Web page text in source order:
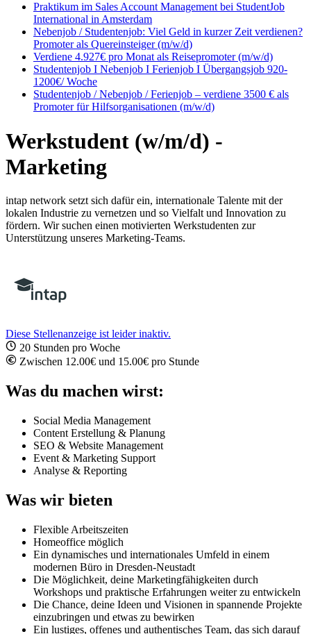
Praktikum im Sales Account Management bei StudentJob
International in Amsterdam
Nebenjob / Studentenjob: Viel Geld in kurzer Zeit verdienen?
Promoter als Quereinsteiger (m/w/d)
Verdiene 4.927€ pro Monat als Reisepromoter (m/w/d)
Studentenjob I Nebenjob I Ferienjob I Übergangsjob 920-
1200€/ Woche
Studentenjob / Nebenjob / Ferienjob – verdiene 3500 € als
Promoter für Hilfsorganisationen (m/w/d)
Werkstudent (w/m/d) -
Marketing
intap network setzt sich dafür ein, internationale Talente mit der
lokalen Industrie zu vernetzen und so Vielfalt und Innovation zu
fördern. Wir suchen einen motivierten Werkstudenten zur
Unterstützung unseres Marketing-Teams.
Diese Stellenanzeige ist leider inaktiv.
20 Stunden pro Woche
Zwischen 12.00€ und 15.00€ pro Stunde
Was du machen wirst:
Social Media Management
Content Erstellung & Planung
SEO & Website Management
Event & Marketing Support
Analyse & Reporting
Was wir bieten
Flexible Arbeitszeiten
Homeoffice möglich
Ein dynamisches und internationales Umfeld in einem
modernen Büro in Dresden-Neustadt
Die Möglichkeit, deine Marketingfähigkeiten durch
Workshops und praktische Erfahrungen weiter zu entwickeln
Die Chance, deine Ideen und Visionen in spannende Projekte
einzubringen und etwas zu bewirken
Ein lustiges, offenes und authentisches Team, das sich darauf